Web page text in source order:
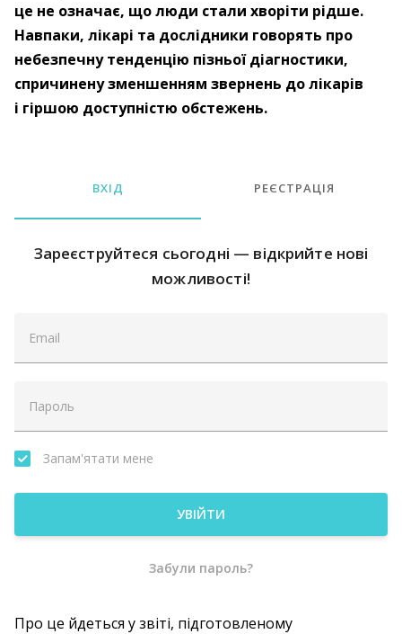
це не означає, що люди стали хворіти рідше.
Навпаки, лікарі та дослідники говорять про
небезпечну тенденцію пізньої діагностики,
спричинену зменшенням звернень до лікарів
і гіршою доступністю обстежень.
ВХІД РЕЄСТРАЦІЯ
Зареєструйтеся сьогодні — відкрийте нові
можливості!
Запам'ятати мене
УВІЙТИ
Забули пароль?
Про це йдеться у звіті, підготовленому